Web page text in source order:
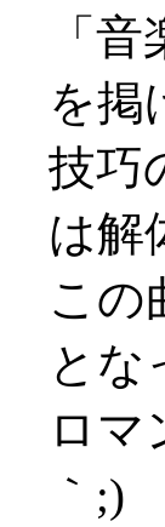
「
を掲
技巧
は解
この
とな
ロマ
｀;)